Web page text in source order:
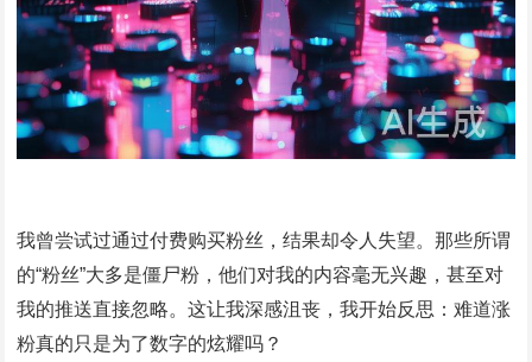
我曾尝试过通过付费购买粉丝，结果却令人失望。那些所谓
的“粉丝”大多是僵尸粉，他们对我的内容毫无兴趣，甚至对
我的推送直接忽略。这让我深感沮丧，我开始反思：难道涨
粉真的只是为了数字的炫耀吗？